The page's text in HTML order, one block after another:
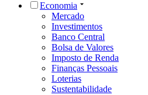
Economia
Mercado
Investimentos
Banco Central
Bolsa de Valores
Imposto de Renda
Finanças Pessoais
Loterias
Sustentabilidade